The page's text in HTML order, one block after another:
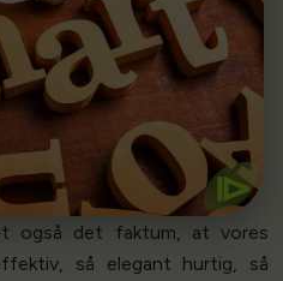
⧐
giver besparelser
videre til alle
kunder.
også det faktum, at vores
så elegant hurtig, så